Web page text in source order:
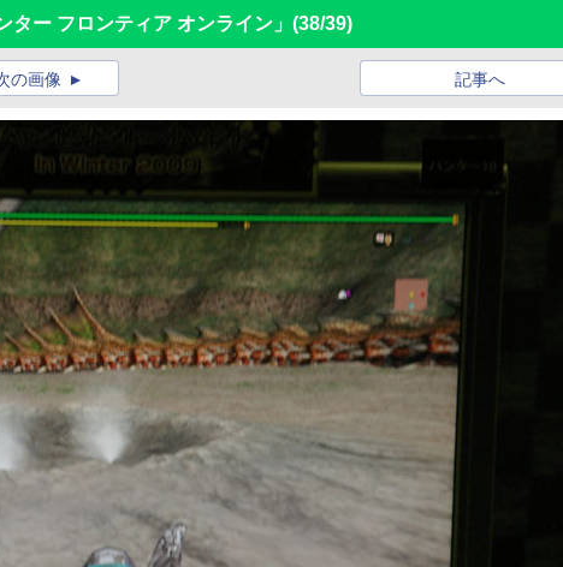
ー フロンティア オンライン」 (38/39)
記事へ
の画像